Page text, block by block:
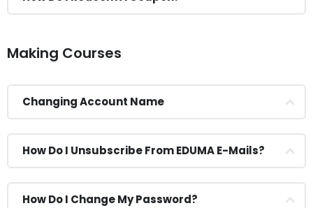
Making Courses
Changing Account Name
How Do I Unsubscribe From EDUMA E-Mails?
How Do I Change My Password?